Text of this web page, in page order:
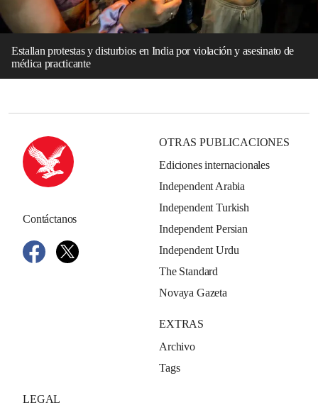
Estallan protestas y disturbios en India por violación y asesinato de
médica practicante
Contáctanos
OTRAS PUBLICACIONES
Ediciones internacionales
Independent Arabia
Independent Turkish
Independent Persian
Independent Urdu
The Standard
Novaya Gazeta
EXTRAS
Archivo
Tags
LEGAL